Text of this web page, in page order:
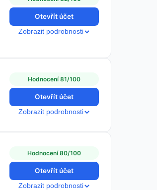
Otevřít účet
Zobrazit podrobnosti
Hodnocení 81/100
Otevřít účet
Zobrazit podrobnosti
Hodnocení 80/100
Otevřít účet
Zobrazit podrobnosti